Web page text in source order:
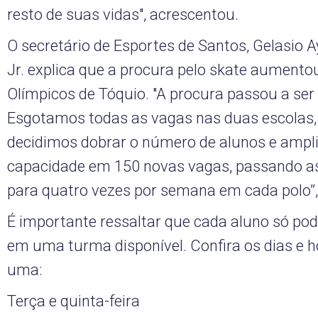
resto de suas vidas", acrescentou.
O secretário de Esportes de Santos, Gelasio
Jr. explica que a procura pelo skate
Olímpicos de Tóquio. "A procura passou a
Esgotamos todas as vagas nas duas
decidimos dobrar o número de alunos e
capacidade em 150 novas vagas, passando
para quatro vezes por semana em cada
É importante ressaltar que cada aluno só
em uma turma disponível. Confira os dias e
uma:
Terça e quinta-feira